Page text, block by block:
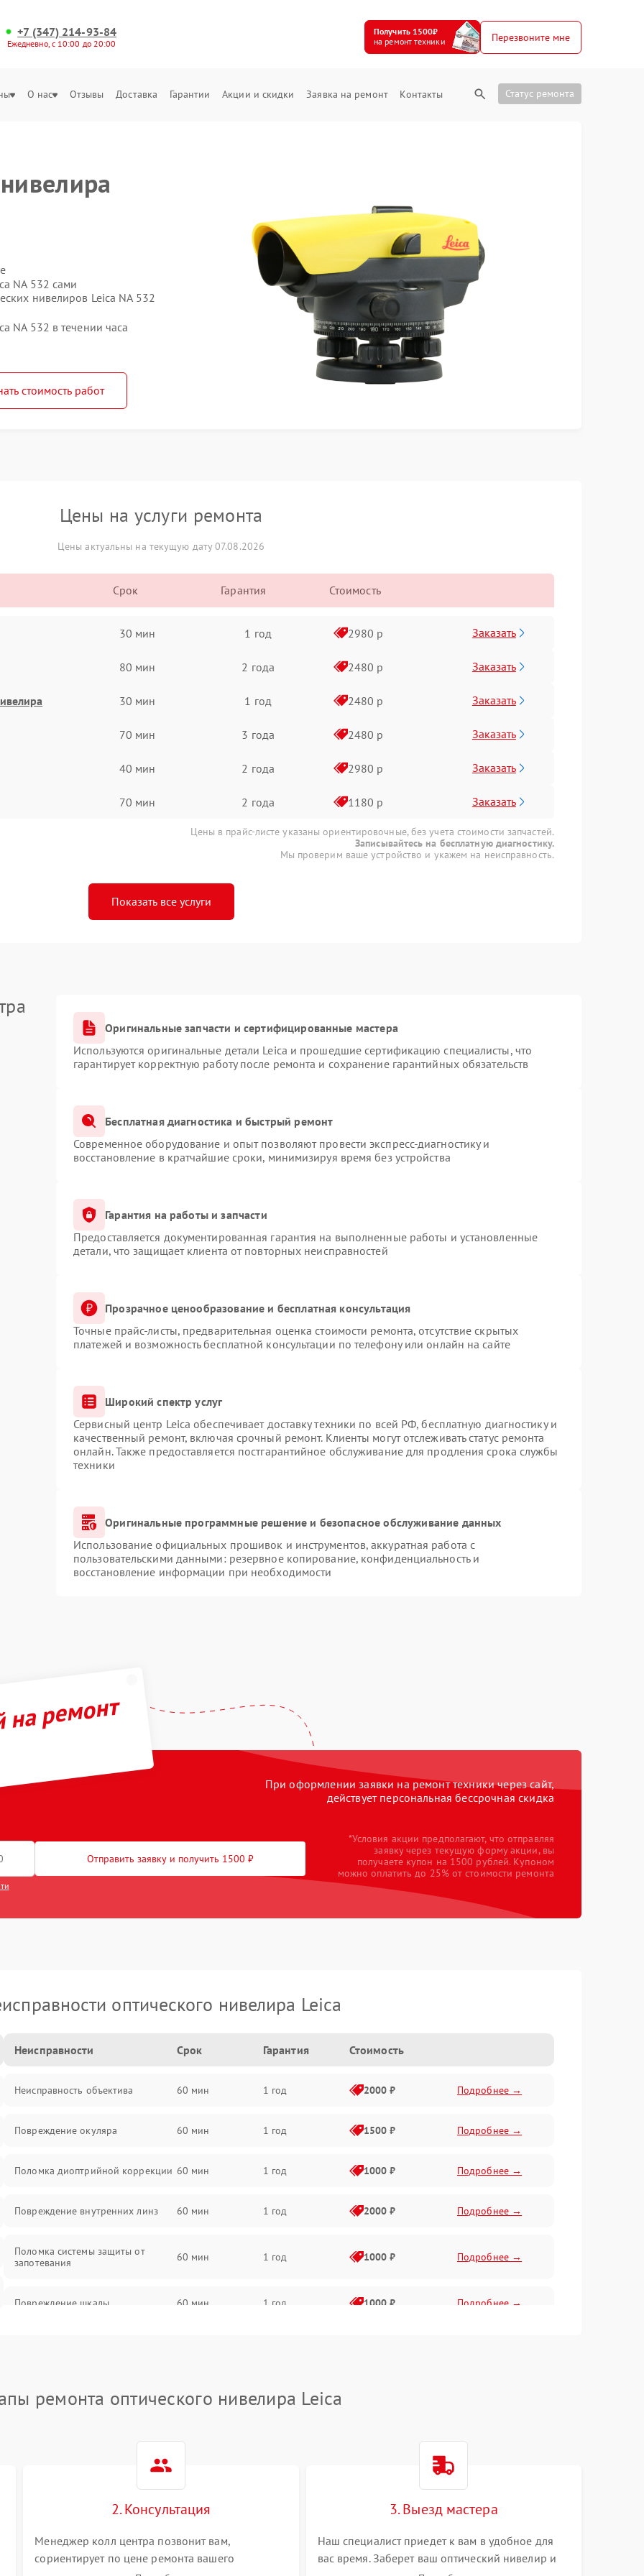
+7 (347) 214-93-84
Ежедневно, с 10:00 до 20:00
Получить 1500₽
на ремонт техники
Перезвоните мне
О нас Отзывы Доставка Гарантии Акции и скидки Заявка на ремонт Контакты Статус ремонта
NA 532 сами
нивелиров Leica NA 532
NA 532 в течении часа
стоимость работ
Цены на услуги ремонта
Цены актуальны на текущую дату 07.08.2026
Срок Гарантия Стоимость
30 мин 1 год 2980 р Заказать
80 мин 2 года 2480 р Заказать
30 мин 1 год 2480 р Заказать
70 мин 3 года 2480 р Заказать
40 мин 2 года 2980 р Заказать
70 мин 2 года 1180 р Заказать
Цены в прайс-листе указаны ориентировочные, без учета стоимости запчастей.
Записывайтесь на бесплатную диагностику.
Мы проверим ваше устройство и укажем на неисправность.
Показать все услуги
Оригинальные запчасти и сертифицированные мастера
Используются оригинальные детали Leica и прошедшие сертификацию специалисты, что
гарантирует корректную работу после ремонта и сохранение гарантийных обязательств
Бесплатная диагностика и быстрый ремонт
Современное оборудование и опыт позволяют провести экспресс-диагностику и
восстановление в кратчайшие сроки, минимизируя время без устройства
Гарантия на работы и запчасти
Предоставляется документированная гарантия на выполненные работы и установленные
детали, что защищает клиента от повторных неисправностей
Прозрачное ценообразование и бесплатная консультация
Точные прайс-листы, предварительная оценка стоимости ремонта, отсутствие скрытых
платежей и возможность бесплатной консультации по телефону или онлайн на сайте
Широкий спектр услуг
Сервисный центр Leica обеспечивает доставку техники по всей РФ, бесплатную диагностику и
качественный ремонт, включая срочный ремонт. Клиенты могут отслеживать статус ремонта
онлайн. Также предоставляется постгарантийное обслуживание для продления срока службы
техники
Оригинальные программные решение и безопасное обслуживание данных
Использование официальных прошивок и инструментов, аккуратная работа с
пользовательскими данными: резервное копирование, конфиденциальность и
восстановление информации при необходимости
ремонт
При оформлении заявки на ремонт техники через сайт,
действует персональная бессрочная скидка
Отправить заявку и получить 1500 ₽
*Условия акции предполагают, что отправляя
заявку через текущую форму акции, вы
получаете купон на 1500 рублей. Купоном
можно оплатить до 25% от стоимости ремонта
оптического нивелира Leica
Неисправности Срок Гарантия Стоимость
Неисправность объектива 60 мин 1 год 2000 ₽ Подробнее →
Повреждение окуляра 60 мин 1 год 1500 ₽ Подробнее →
Поломка диоптрийной коррекции 60 мин 1 год 1000 ₽ Подробнее →
Повреждение внутренних линз 60 мин 1 год 2000 ₽ Подробнее →
Поломка системы защиты от
запотевания
60 мин 1 год 1000 ₽ Подробнее →
Повреждение шкалы 60 мин 1 год 1000 ₽ Подробнее →
Искажение изображения 80 мин 2000 ₽ Подробнее →
ремонта оптического нивелира Leica
2. Консультация
Менеджер колл центра позвонит вам,
сориентирует по цене ремонта вашего
3. Выезд мастера
Наш специалист приедет к вам в удобное для
вас время. Заберет ваш оптический нивелир и